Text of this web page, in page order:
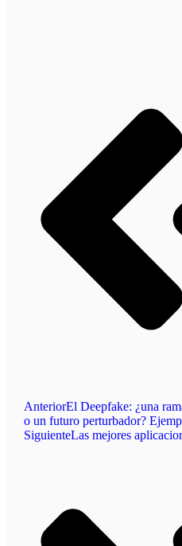
AnteriorEl Deepfake: ¿una
o un futuro perturbador?
SiguienteLas mejores